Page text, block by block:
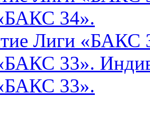
34».
Лиги «БАКС
33».
33».